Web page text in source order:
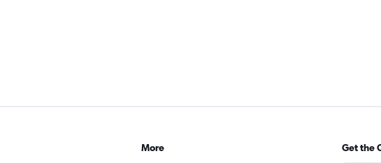
More
Get the